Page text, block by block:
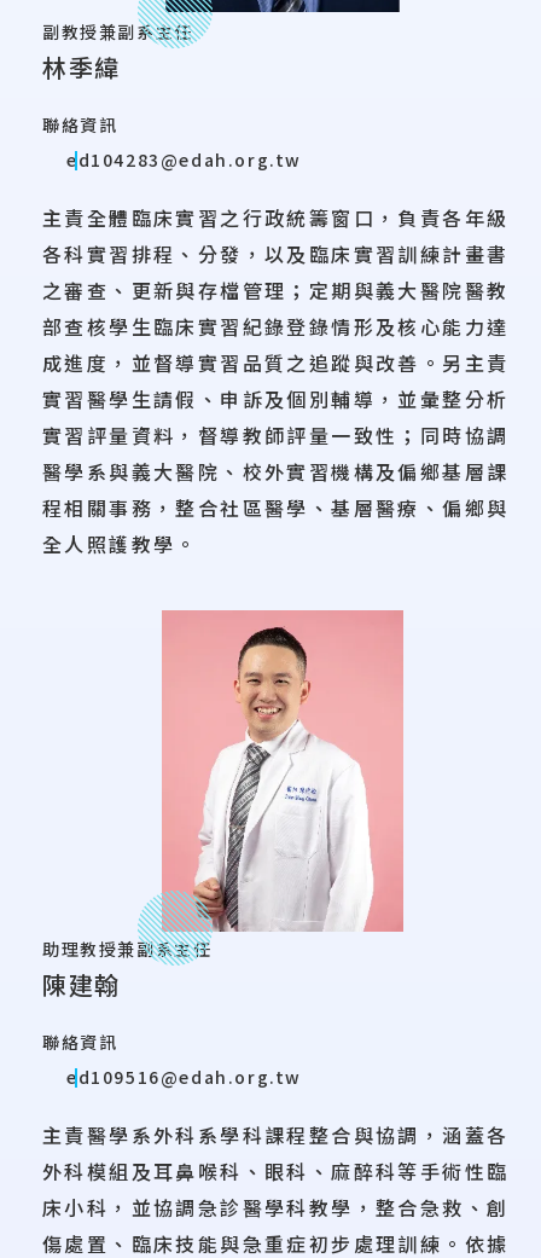
副教授兼副系主任
林季緯
聯絡資訊
ed104283@edah.org.tw
主責全體臨床實習之行政統籌窗口，負責各年級
各科實習排程、分發，以及臨床實習訓練計畫書
之審查、更新與存檔管理；定期與義大醫院醫教
部查核學生臨床實習紀錄登錄情形及核心能力達
成進度，並督導實習品質之追蹤與改善。另主責
實習醫學生請假、申訴及個別輔導，並彙整分析
實習評量資料，督導教師評量一致性；同時協調
醫學系與義大醫院、校外實習機構及偏鄉基層課
程相關事務，整合社區醫學、基層醫療、偏鄉與
全人照護教學。
助理教授兼副系主任
陳建翰
聯絡資訊
ed109516@edah.org.tw
主責醫學系外科系學科課程整合與協調，涵蓋各
外科模組及耳鼻喉科、眼科、麻醉科等手術性臨
床小科，並協調急診醫學科教學，整合急救、創
傷處置、臨床技能與急重症初步處理訓練。依據